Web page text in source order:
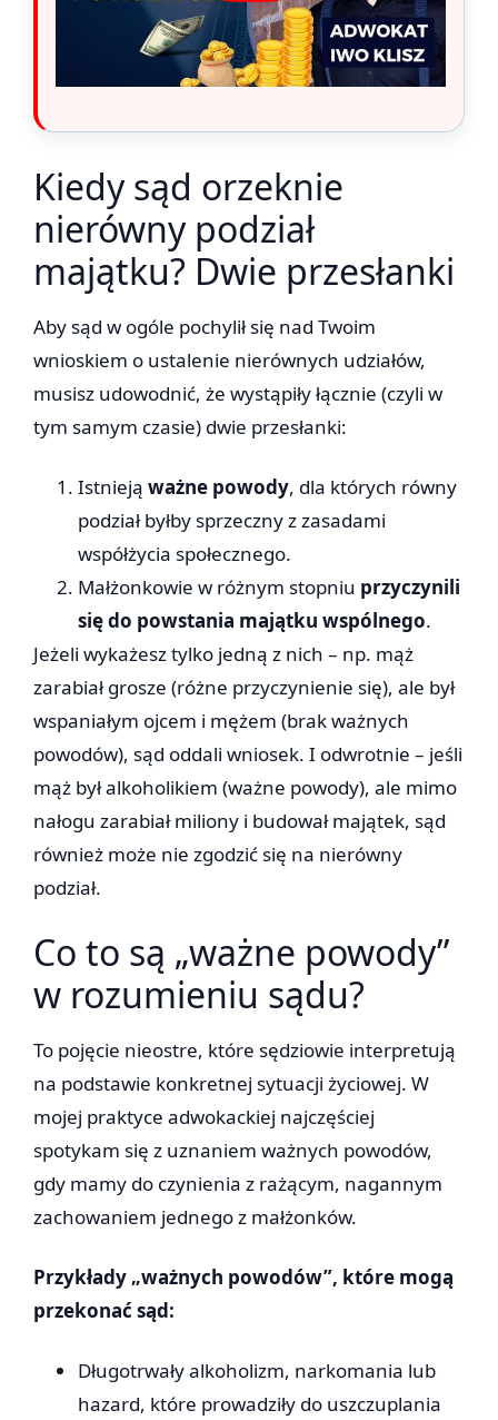
Kiedy sąd orzeknie
nierówny podział
majątku? Dwie przesłanki
Aby sąd w ogóle pochylił się nad Twoim
wnioskiem o ustalenie nierównych udziałów,
musisz udowodnić, że wystąpiły łącznie (czyli w
tym samym czasie) dwie przesłanki:
Istnieją ważne powody, dla których równy
podział byłby sprzeczny z zasadami
współżycia społecznego.
Małżonkowie w różnym stopniu przyczynili
się do powstania majątku wspólnego.
Jeżeli wykażesz tylko jedną z nich – np. mąż
zarabiał grosze (różne przyczynienie się), ale był
wspaniałym ojcem i mężem (brak ważnych
powodów), sąd oddali wniosek. I odwrotnie – jeśli
mąż był alkoholikiem (ważne powody), ale mimo
nałogu zarabiał miliony i budował majątek, sąd
również może nie zgodzić się na nierówny
podział.
Co to są „ważne powody”
w rozumieniu sądu?
To pojęcie nieostre, które sędziowie interpretują
na podstawie konkretnej sytuacji życiowej. W
mojej praktyce adwokackiej najczęściej
spotykam się z uznaniem ważnych powodów,
gdy mamy do czynienia z rażącym, nagannym
zachowaniem jednego z małżonków.
Przykłady „ważnych powodów”, które mogą
przekonać sąd:
Długotrwały alkoholizm, narkomania lub
hazard, które prowadziły do uszczuplania